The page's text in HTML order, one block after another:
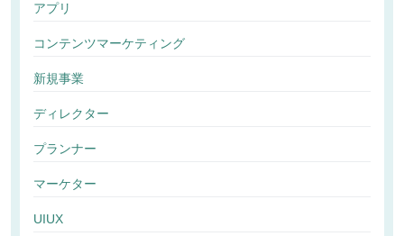
アプリ
コンテンツマーケティング
新規事業
ディレクター
プランナー
マーケター
UIUX